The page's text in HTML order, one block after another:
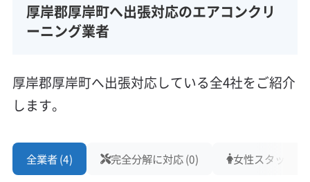
厚岸郡厚岸町へ出張対応のエアコンクリ
ーニング業者
厚岸郡厚岸町へ出張対応している全4社をご紹介
します。
全業者 (4) 完全分解に対応 (0) 女性スタッフ在